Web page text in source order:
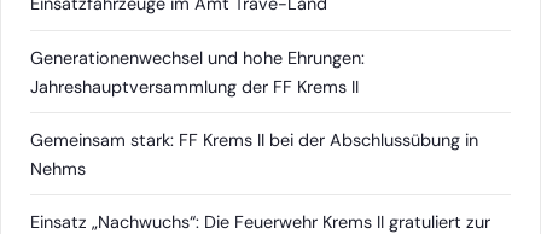
Generationenwechsel und hohe Ehrungen:
Jahreshauptversammlung der FF Krems II
Gemeinsam stark: FF Krems II bei der Abschlussübung in
Nehms
Einsatz „Nachwuchs“: Die Feuerwehr Krems II gratuliert zur